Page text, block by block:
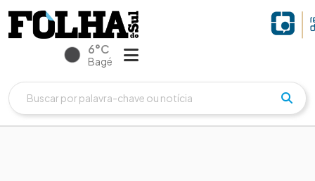
6°C
Bagé